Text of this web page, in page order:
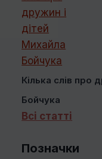
Кілька слів про
Бойчука
Всі статті
Позначки